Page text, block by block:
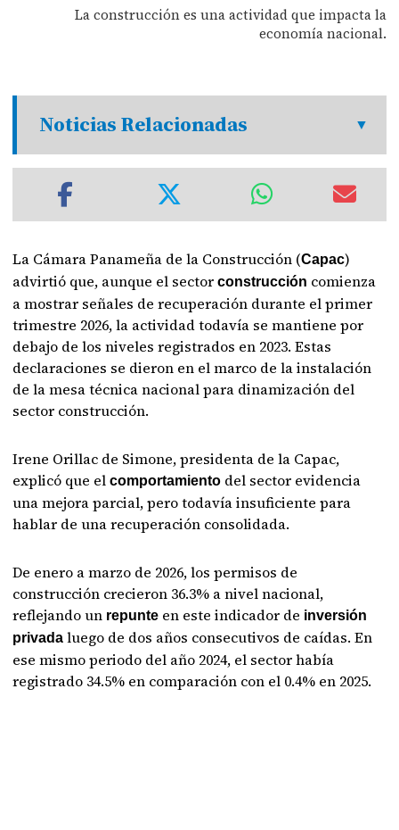
La construcción es una actividad que impacta la
economía nacional.
Noticias Relacionadas
La Cámara Panameña de la Construcción (Capac)
advirtió que, aunque el sectorconstrucción comienza
a mostrar señales de recuperación durante el primer
trimestre 2026, la actividad todavía se mantiene por
debajo de los niveles registrados en 2023. Estas
declaraciones se dieron en el marco de la instalación
de la mesa técnica nacional para dinamización del
sector construcción.
Irene Orillac de Simone, presidenta de la Capac,
explicó que elcomportamiento del sector evidencia
una mejora parcial, pero todavía insuficiente para
hablar de una recuperación consolidada.
De enero a marzo de 2026, los permisos de
construcción crecieron 36.3% a nivel nacional,
reflejando un repunte en este indicador de inversión
privada luego de dos años consecutivos de caídas. En
ese mismo periodo del año 2024, el sector había
registrado 34.5% en comparación con el 0.4% en 2025.